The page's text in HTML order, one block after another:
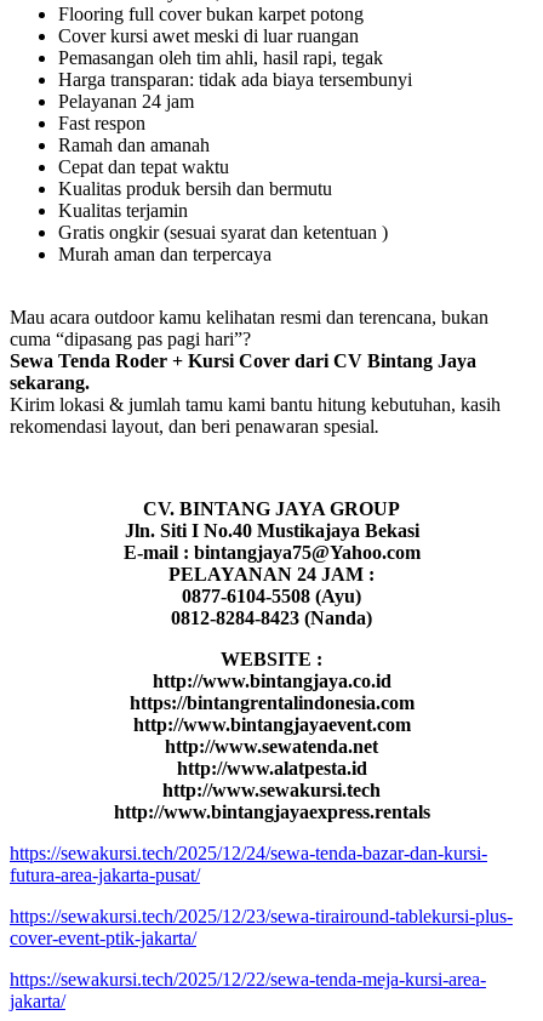
Flooring full cover bukan karpet potong
Cover kursi awet meski di luar ruangan
Pemasangan oleh tim ahli, hasil rapi, tegak
Harga transparan: tidak ada biaya tersembunyi
Pelayanan 24 jam
Fast respon
Ramah dan amanah
Cepat dan tepat waktu
Kualitas produk bersih dan bermutu
Kualitas terjamin
Gratis ongkir (sesuai syarat dan ketentuan )
Murah aman dan terpercaya
Mau acara outdoor kamu kelihatan resmi dan terencana, bukan
cuma “dipasang pas pagi hari”?
Sewa Tenda Roder + Kursi Cover dari CV Bintang Jaya
sekarang.
Kirim lokasi & jumlah tamu kami bantu hitung kebutuhan, kasih
rekomendasi layout, dan beri penawaran spesial.
CV. BINTANG JAYA GROUP
Jln. Siti I No.40 Mustikajaya Bekasi
E-mail : bintangjaya75@Yahoo.com
PELAYANAN 24 JAM :
0877-6104-5508 (Ayu)
0812-8284-8423 (Nanda)
WEBSITE :
http://www.bintangjaya.co.id
https://bintangrentalindonesia.com
http://www.bintangjayaevent.com
http://www.sewatenda.net
http://www.alatpesta.id
http://www.sewakursi.tech
http://www.bintangjayaexpress.rentals
https://sewakursi.tech/2025/12/24/sewa-tenda-bazar-dan-kursi-
futura-area-jakarta-pusat/
https://sewakursi.tech/2025/12/23/sewa-tirairound-tablekursi-plus-
cover-event-ptik-jakarta/
https://sewakursi.tech/2025/12/22/sewa-tenda-meja-kursi-area-
jakarta/